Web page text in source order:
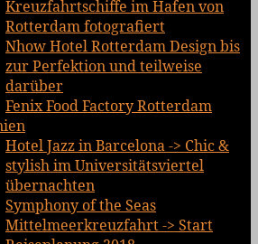
Kreuzfahrtschiffe im Hafen von
Rotterdam fotografiert
Nhow Hotel Rotterdam Design bis
zur Perfektion und teilweise
darüber
Fenix Food Factory Rotterdam
Hotel Jazz in Barcelona -> Chic &
stylish im Universitätsviertel
übernachten
Symphony of the Seas
Mittelmeerkreuzfahrt -> Start